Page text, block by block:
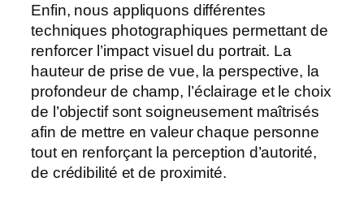
Enfin, nous appliquons différentes
techniques photographiques permettant de
renforcer l’impact visuel du portrait. La
hauteur de prise de vue, la perspective, la
profondeur de champ, l’éclairage et le choix
de l’objectif sont soigneusement maîtrisés
afin de mettre en valeur chaque personne
tout en renforçant la perception d’autorité,
de crédibilité et de proximité.